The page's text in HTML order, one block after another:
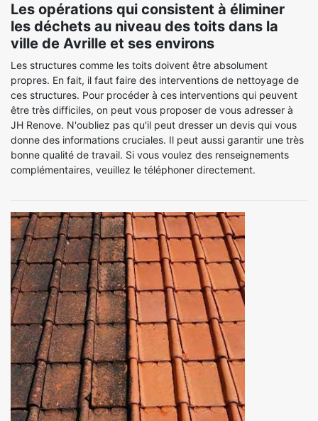
Les opérations qui consistent à éliminer
les déchets au niveau des toits dans la
ville de Avrille et ses environs
Les structures comme les toits doivent être absolument
propres. En fait, il faut faire des interventions de nettoyage de
ces structures. Pour procéder à ces interventions qui peuvent
être très difficiles, on peut vous proposer de vous adresser à
JH Renove. N'oubliez pas qu'il peut dresser un devis qui vous
donne des informations cruciales. Il peut aussi garantir une très
bonne qualité de travail. Si vous voulez des renseignements
complémentaires, veuillez le téléphoner directement.